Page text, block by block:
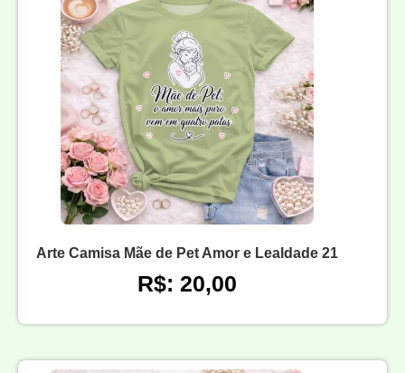
Arte Camisa Mãe de Pet Amor e Lealdade 21
R$: 20,00